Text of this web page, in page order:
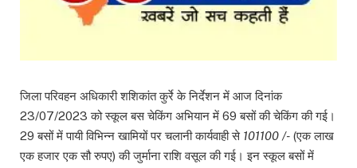
जिला परिवहन अधिकारी शशिकांत कुर्रे के निर्देशन में आज दिनांक
23/07/2023 को स्कूल बस चेकिंग अभियान में 69 बसों की चेकिंग की गई।
29 बसों में पायी विभिन्न खामियों पर चलानी कार्यवाही से 101100 /- (एक लाख
एक हजार एक सौ रुपए) की जुर्माना राशि वसूल की गई। इन स्कूल बसों में